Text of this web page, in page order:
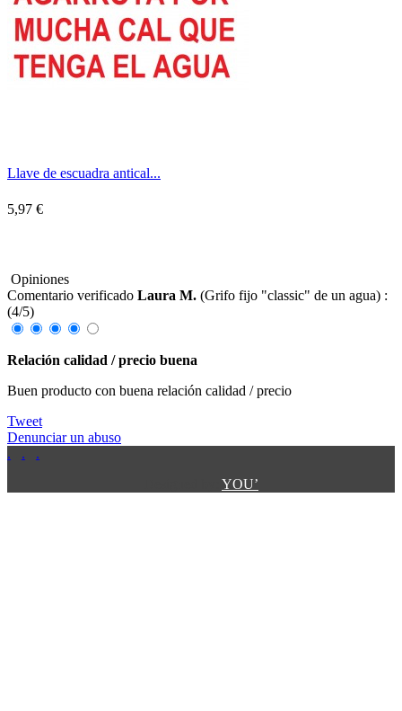
Llave de escuadra antical...
5,97 €
Opiniones
Comentario verificado Laura M. (Grifo fijo "classic" de un agua) :
(4/5)
Relación calidad / precio buena
Buen producto con buena relación calidad / precio
Tweet
Denunciar un abuso
.
.
.
YOU’